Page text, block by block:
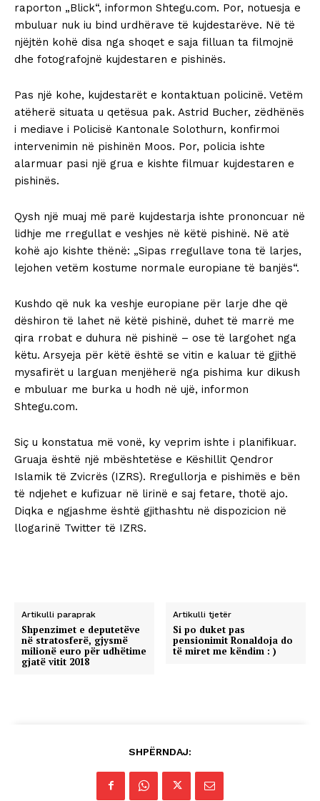
raporton „Blick“, informon Shtegu.com. Por, notuesja e
mbuluar nuk iu bind urdhërave të kujdestarëve. Në të
njëjtën kohë disa nga shoqet e saja filluan ta filmojnë
dhe fotografojnë kujdestaren e pishinës.
Pas një kohe, kujdestarët e kontaktuan policinë. Vetëm
atëherë situata u qetësua pak. Astrid Bucher, zëdhënës
i mediave i Policisë Kantonale Solothurn, konfirmoi
intervenimin në pishinën Moos. Por, policia ishte
alarmuar pasi një grua e kishte filmuar kujdestaren e
pishinës.
Qysh një muaj më parë kujdestarja ishte prononcuar në
lidhje me rregullat e veshjes në këtë pishinë. Në atë
kohë ajo kishte thënë: „Sipas rregullave tona të larjes,
lejohen vetëm kostume normale europiane të banjës“.
Kushdo që nuk ka veshje europiane për larje dhe që
dëshiron të lahet në këtë pishinë, duhet të marrë me
qira rrobat e duhura në pishinë – ose të largohet nga
këtu. Arsyeja për këtë është se vitin e kaluar të gjithë
mysafirët u larguan menjëherë nga pishima kur dikush
e mbuluar me burka u hodh në ujë, informon
Shtegu.com.
Siç u konstatua më vonë, ky veprim ishte i planifikuar.
Gruaja është një mbështetëse e Këshillit Qendror
Islamik të Zvicrës (IZRS). Rregullorja e pishimës e bën
të ndjehet e kufizuar në lirinë e saj fetare, thotë ajo.
Diqka e ngjashme është gjithashtu në dispozicion në
llogarinë Twitter të IZRS.
Artikulli paraprak
Shpenzimet e deputetëve
në stratosferë, gjysmë
milionë euro për udhëtime
gjatë vitit 2018
Artikulli tjetër
Si po duket pas
pensionimit Ronaldoja do
të miret me këndim : )
SHPËRNDAJ: